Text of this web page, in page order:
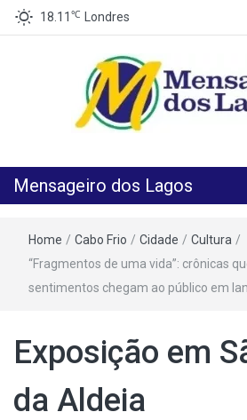
18.11 ℃ Londres
Mensageiro dos Lagos
Home / Cabo Frio / Cidade / Cultura /
“Fragmentos de uma vida”: crônicas
sentimentos chegam ao público em
Exposição em
da Aldeia